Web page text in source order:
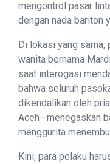
mengontrol pasar
dengan nada bariton
Di lokasi yang sama,
wanita bernama
saat interogasi
bahwa seluruh
dikendalikan oleh
Aceh—menegaskan
menggurita
Kini, para pelaku